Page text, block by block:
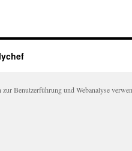
Benutzerführung und Webanalyse